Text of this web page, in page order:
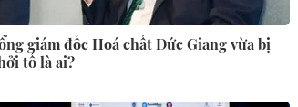
giám đốc Hoá chất Đức Giang vừa bị
tố là ai?